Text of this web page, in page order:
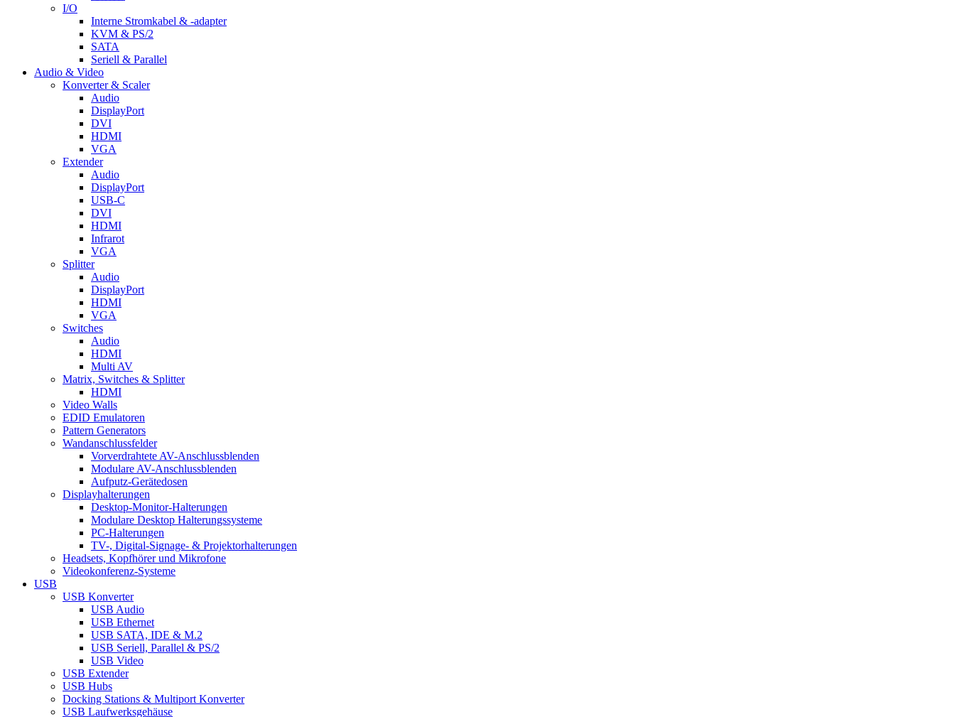
I/O
Interne Stromkabel & -adapter
KVM & PS/2
SATA
Seriell & Parallel
Audio & Video
Konverter & Scaler
Audio
DisplayPort
DVI
HDMI
VGA
Extender
Audio
DisplayPort
USB-C
DVI
HDMI
Infrarot
VGA
Splitter
Audio
DisplayPort
HDMI
VGA
Switches
Audio
HDMI
Multi AV
Matrix, Switches & Splitter
HDMI
Video Walls
EDID Emulatoren
Pattern Generators
Wandanschlussfelder
Vorverdrahtete AV-Anschlussblenden
Modulare AV-Anschlussblenden
Aufputz-Gerätedosen
Displayhalterungen
Desktop-Monitor-Halterungen
Modulare Desktop Halterungssysteme
PC-Halterungen
TV-, Digital-Signage- & Projektorhalterungen
Headsets, Kopfhörer und Mikrofone
Videokonferenz-Systeme
USB
USB Konverter
USB Audio
USB Ethernet
USB SATA, IDE & M.2
USB Seriell, Parallel & PS/2
USB Video
USB Extender
USB Hubs
Docking Stations & Multiport Konverter
USB Laufwerksgehäuse